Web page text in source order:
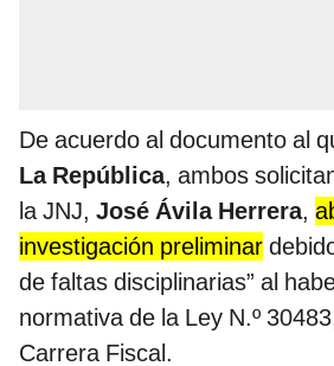
De acuerdo al documento al
La República, ambos
la JNJ, José Ávila Herrera,
investigación preliminar
de faltas disciplinarias” al
normativa de la Ley N.º
Carrera Fiscal.